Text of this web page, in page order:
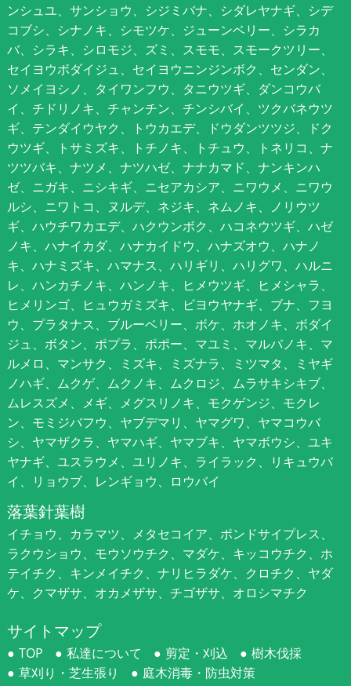
ンシュユ、サンショウ、シジミバナ、シダレヤナギ、シデ
コブシ、シナノキ、シモツケ、ジューンベリー、シラカ
バ、シラキ、シロモジ、ズミ、スモモ、スモークツリー、
セイヨウボダイジュ、セイヨウニンジンボク、センダン、
ソメイヨシノ、タイワンフウ、タニウツギ、ダンコウバ
イ、チドリノキ、チャンチン、チンシバイ、ツクバネウツ
ギ、テンダイウヤク、トウカエデ、ドウダンツツジ、ドク
ウツギ、トサミズキ、トチノキ、トチュウ、トネリコ、ナ
ツツバキ、ナツメ、ナツハゼ、ナナカマド、ナンキンハ
ゼ、ニガキ、ニシキギ、ニセアカシア、ニワウメ、ニワウ
ルシ、ニワトコ、ヌルデ、ネジキ、ネムノキ、ノリウツ
ギ、ハウチワカエデ、ハクウンボク、ハコネウツギ、ハゼ
ノキ、ハナイカダ、ハナカイドウ、ハナズオウ、ハナノ
キ、ハナミズキ、ハマナス、ハリギリ、ハリグワ、ハルニ
レ、ハンカチノキ、ハンノキ、ヒメウツギ、ヒメシャラ、
ヒメリンゴ、ヒュウガミズキ、ビヨウヤナギ、ブナ、フヨ
ウ、プラタナス、ブルーベリー、ボケ、ホオノキ、ボダイ
ジュ、ボタン、ポプラ、ポポー、マユミ、マルバノキ、マ
ルメロ、マンサク、ミズキ、ミズナラ、ミツマタ、ミヤギ
ノハギ、ムクゲ、ムクノキ、ムクロジ、ムラサキシキブ、
ムレスズメ、メギ、メグスリノキ、モクゲンジ、モクレ
ン、モミジバフウ、ヤブデマリ、ヤマグワ、ヤマコウバ
シ、ヤマザクラ、ヤマハギ、ヤマブキ、ヤマボウシ、ユキ
ヤナギ、ユスラウメ、ユリノキ、ライラック、リキュウバ
イ、リョウブ、レンギョウ、ロウバイ
落葉針葉樹
イチョウ、カラマツ、メタセコイア、ポンドサイプレス、
ラクウショウ、モウソウチク、マダケ、キッコウチク、ホ
テイチク、キンメイチク、ナリヒラダケ、クロチク、ヤダ
ケ、クマザサ、オカメザサ、チゴザサ、オロシマチク
サイトマップ
TOP 私達について 剪定・刈込
樹木伐採
草刈り・芝生張り
庭木消毒・防虫対策